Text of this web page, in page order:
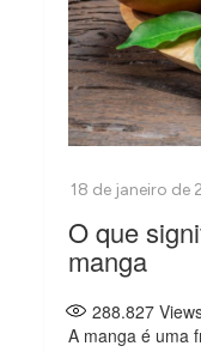
O que
manga
288.827
A manga é uma